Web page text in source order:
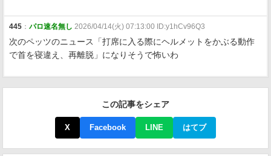
445 ： パロ速名無し 2026/04/14(火) 07:13:00 ID:y1hCv96Q3
次のペッツのニュース「打席に入る際にヘルメットをかぶる動作
で首を寝違え、再離脱」になりそうで怖いわ
この記事をシェア
X Facebook LINE はてブ